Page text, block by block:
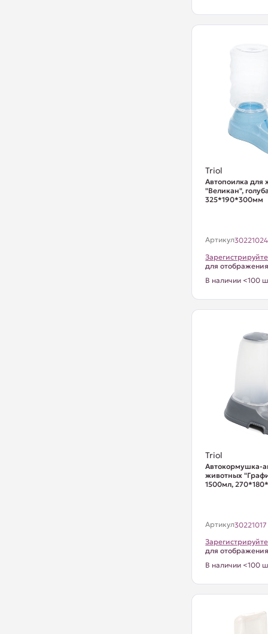
Triol
Автопоилка для
"Великан",
325*190*300мм
Артикул30221024
для
В наличии <100
Triol
Автокормушка-
животных
1500мл,
Артикул30221017
для
В наличии <100